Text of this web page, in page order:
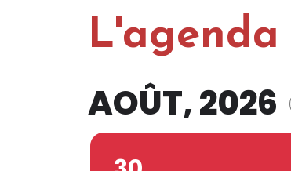
L'agenda
AOÛT, 2026